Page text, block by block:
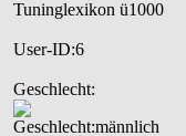
User-ID:6
Geschlecht: